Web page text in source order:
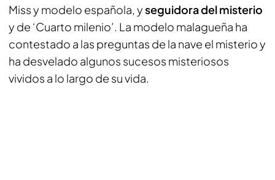
Miss y modelo española, yseguidora del misterio
y de ‘Cuarto milenio’. La modelo malagueña ha
contestado a las preguntas de la nave el misterio y
ha desvelado algunos sucesos misteriosos
vividos a lo largo de su vida.